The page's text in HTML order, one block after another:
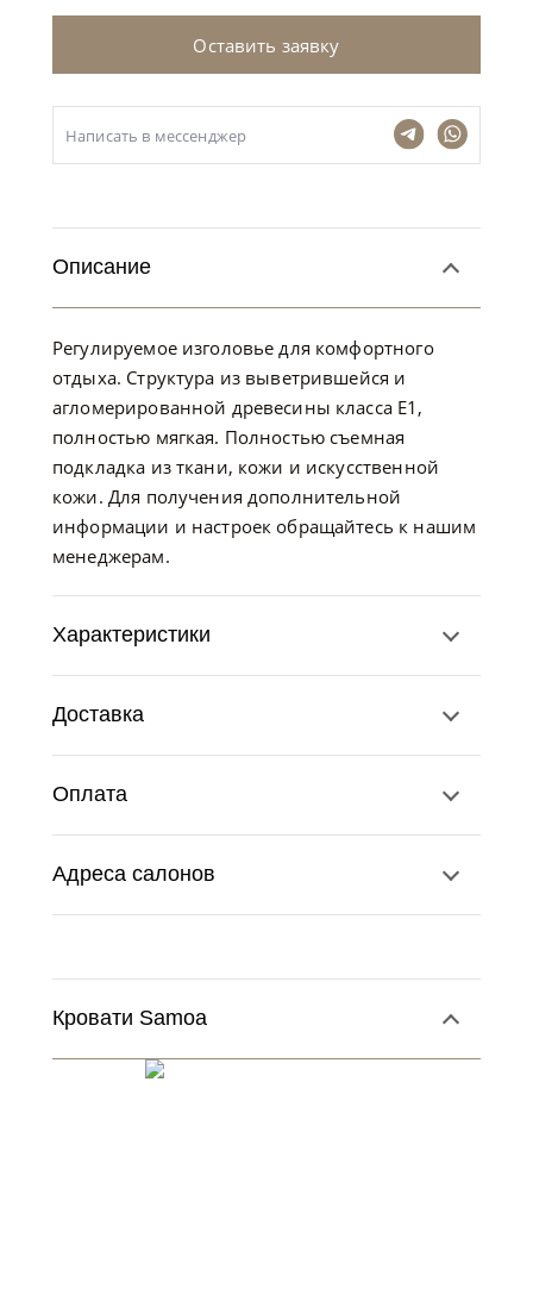
Оставить заявку
Написать в мессенджер
Описание
Регулируемое изголовье для комфортного
отдыха. Структура из выветрившейся и
агломерированной древесины класса E1,
полностью мягкая. Полностью съемная
подкладка из ткани, кожи и искусственной
кожи. Для получения дополнительной
информации и настроек обращайтесь к нашим
менеджерам.
Характеристики
Доставка
Оплата
Адреса салонов
Кровати Samoa